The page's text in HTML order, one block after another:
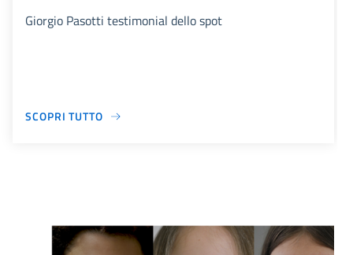
Giorgio Pasotti testimonial dello spot
SCOPRI TUTTO